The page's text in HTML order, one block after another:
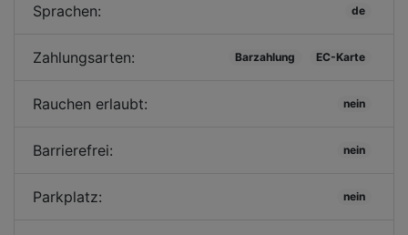
Sprachen: de
Zahlungsarten: Barzahlung EC-Karte
Rauchen erlaubt: nein
Barrierefrei: nein
Parkplatz: nein